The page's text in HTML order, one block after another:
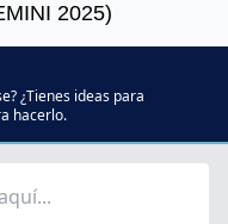
2025)
¿Tienes ideas para
hacerlo.